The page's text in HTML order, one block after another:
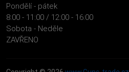
Pondělí - pátek
8:00 - 11:00 / 12:00 - 16:00
Sobota - Neděle
ZAVŘENO